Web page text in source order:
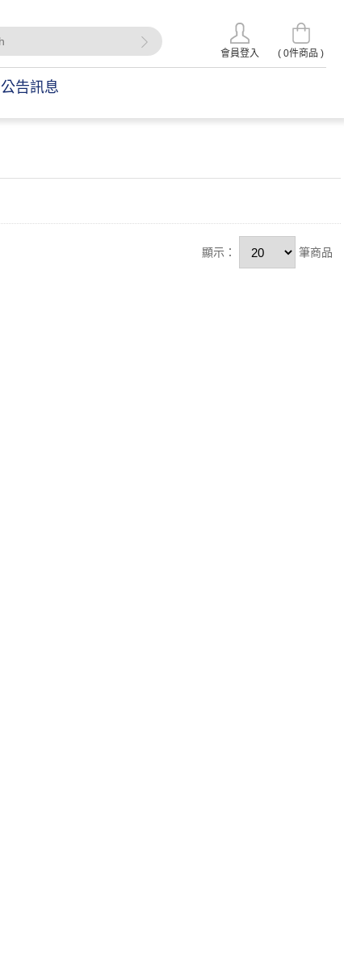
會員登入 ( 0件商品 )
公告訊息
顯示： 筆商品